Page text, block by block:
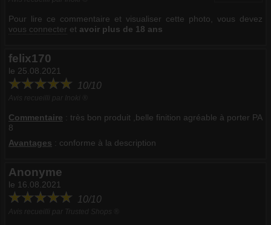
Pour lire ce commentaire et visualiser cette photo, vous devez
vous connecter et avoir plus de 18 ans
felix170
le 25.08.2021
10/10
Commentaire : très bon produit ,belle finition agréable à porter PA
8
Avantages : conforme à la description
Anonyme
le 16.08.2021
10/10